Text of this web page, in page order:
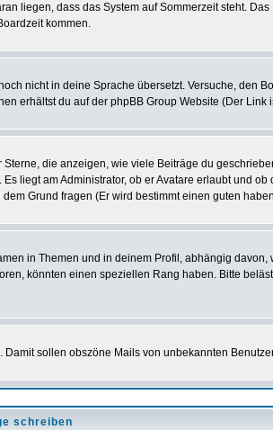
liegen, dass das System auf Sommerzeit steht.
kommen.
nicht in deine Sprache übersetzt. Versuche, den
erhältst du auf der phpBB Group Website (Der Link
die anzeigen, wie viele Beiträge du
liegt am Administrator, ob er Avatare erlaubt und
Grund fragen (Er wird bestimmt einen guten
in Themen und in deinem Profil, abhängig
könnten einen speziellen Rang haben. Bitte
sollen obszöne Mails von unbekannten
schreiben